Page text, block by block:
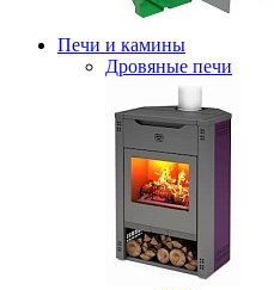
Печи и камины
Дровяные печи